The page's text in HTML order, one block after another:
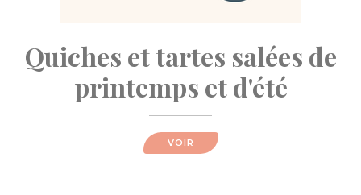
Quiches et tartes salées de
printemps et d'été
VOIR